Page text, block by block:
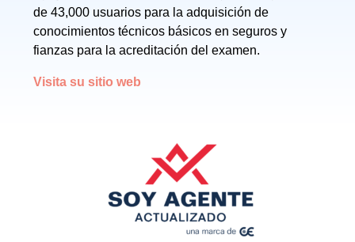
de 43,000 usuarios para la adquisición de
conocimientos técnicos básicos en seguros y
fianzas para la acreditación del examen.
Visita su sitio web